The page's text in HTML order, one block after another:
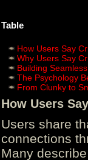
Table
How Users Say
Why Users Say
Building
The Psychology
From Clunky to
How Users
Users share
connections
Many